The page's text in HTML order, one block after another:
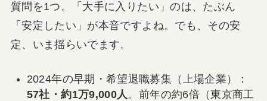
質問を1つ。「大手に入りたい」のは、たぶん
「安定したい」が本音ですよね。でも、その安
定、いま揺らいでます。
2024年の早期・希望退職募集（上場企業）：
57社・約1万9,000人 。前年の約6倍（東京商工